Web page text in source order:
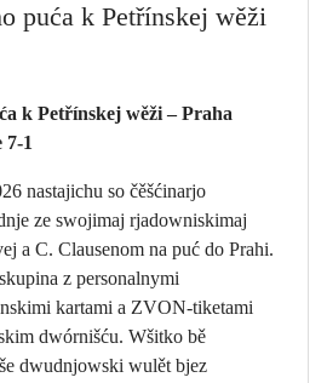
puća k Petřínskej wěži
k Petřínskej wěži – Praha
1
nastajichu so čěšćinarjo
ze swojimaj rjadowniskimaj
a C. Clausenom na puć do Prahi.
z personalnymi
kartami a ZVON-tiketami
dwórnišću. Wšitko bě
dwudnjowski wulět bjez